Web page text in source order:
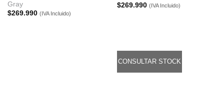
Gray
$269.990 (IVA Incluido)
$269.990 (IVA Incluido)
CONSULTAR STOCK